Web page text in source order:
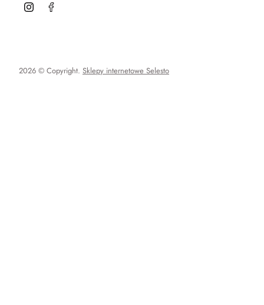
2026 © Copyright. Sklepy internetowe Selesto